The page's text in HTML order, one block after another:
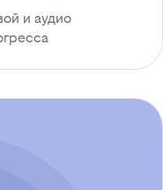
и аудио